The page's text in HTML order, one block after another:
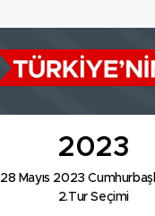
2023
28 Mayıs 2023
2.Tur Seçimi